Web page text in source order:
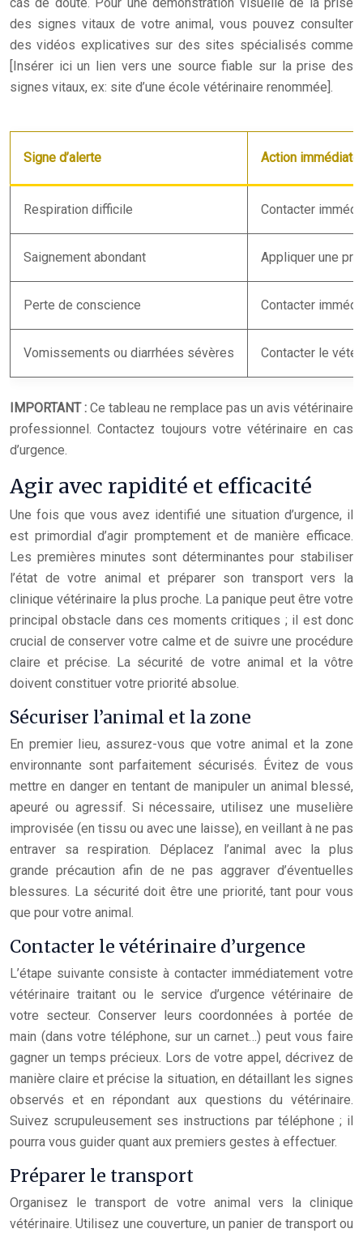
cas de doute. Pour une démonstration visuelle de la prise
des signes vitaux de votre animal, vous pouvez consulter
des vidéos explicatives sur des sites spécialisés comme
[Insérer ici un lien vers une source fiable sur la prise des
signes vitaux, ex: site d’une école vétérinaire renommée].
Signe d’alerte Action immédiate
Respiration difficile Contacter
Saignement abondant Appliquer une
Perte de conscience Contacter
Vomissements ou diarrhées sévères Contacter le
IMPORTANT : Ce tableau ne remplace pas un avis vétérinaire
professionnel. Contactez toujours votre vétérinaire en cas
d’urgence.
Agir avec rapidité et efficacité
Une fois que vous avez identifié une situation d’urgence, il
est primordial d’agir promptement et de manière efficace.
Les premières minutes sont déterminantes pour stabiliser
l’état de votre animal et préparer son transport vers la
clinique vétérinaire la plus proche. La panique peut être votre
principal obstacle dans ces moments critiques ; il est donc
crucial de conserver votre calme et de suivre une procédure
claire et précise. La sécurité de votre animal et la vôtre
doivent constituer votre priorité absolue.
Sécuriser l’animal et la zone
En premier lieu, assurez-vous que votre animal et la zone
environnante sont parfaitement sécurisés. Évitez de vous
mettre en danger en tentant de manipuler un animal blessé,
apeuré ou agressif. Si nécessaire, utilisez une muselière
improvisée (en tissu ou avec une laisse), en veillant à ne pas
entraver sa respiration. Déplacez l’animal avec la plus
grande précaution afin de ne pas aggraver d’éventuelles
blessures. La sécurité doit être une priorité, tant pour vous
que pour votre animal.
Contacter le vétérinaire d’urgence
L’étape suivante consiste à contacter immédiatement votre
vétérinaire traitant ou le service d’urgence vétérinaire de
votre secteur. Conserver leurs coordonnées à portée de
main (dans votre téléphone, sur un carnet…) peut vous faire
gagner un temps précieux. Lors de votre appel, décrivez de
manière claire et précise la situation, en détaillant les signes
observés et en répondant aux questions du vétérinaire.
Suivez scrupuleusement ses instructions par téléphone ; il
pourra vous guider quant aux premiers gestes à effectuer.
Préparer le transport
Organisez le transport de votre animal vers la clinique
vétérinaire. Utilisez une couverture, un panier de transport ou